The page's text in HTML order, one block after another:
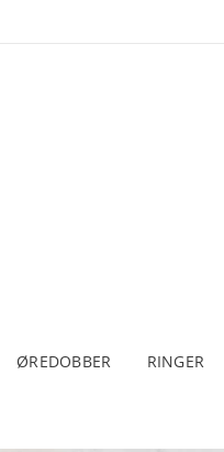
ØREDOBBER RINGER